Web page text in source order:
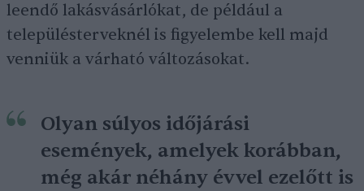
leendő lakásvásárlókat, de például a
településterveknél is figyelembe kell majd
venniük a várható változásokat.
Olyan súlyos időjárási
események, amelyek korábban,
még akár néhány évvel ezelőtt is